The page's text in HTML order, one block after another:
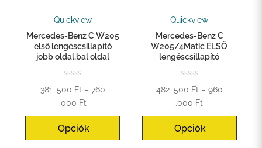
Quickview
Mercedes-Benz C W205
első lengéscsillapító
jobb oldal,bal oldal
381 .500 Ft – 760
.000 FtÁrtartomány:
381
.500 Ft
-
Opciók
Quickview
Mercedes-Benz C
W205/4Matic ELSŐ
lengéscsillapító
482 .500 Ft – 960
.000 Ft Ártartomány:
482
.500 Ft
-
Opciók